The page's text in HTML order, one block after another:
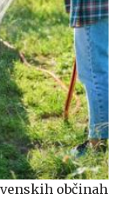
občinah